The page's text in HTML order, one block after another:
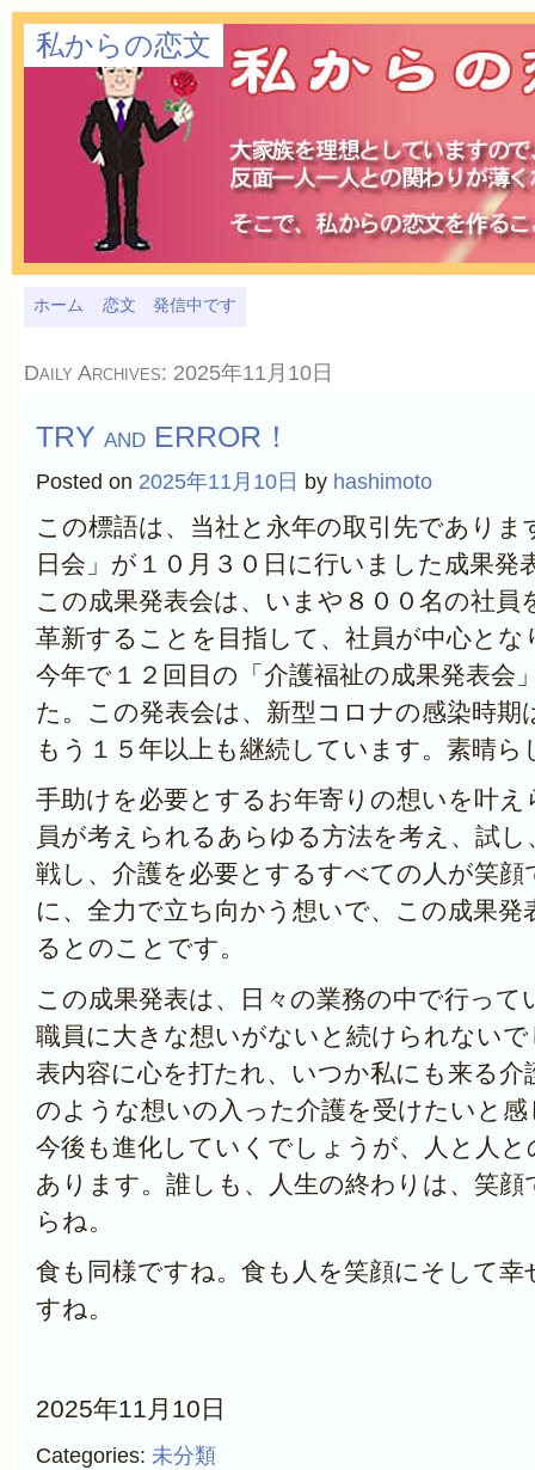
私からの恋文
ホーム 恋文 発信中です
Daily Archives: 2025年11月10日
TRY and ERROR！
Posted on 2025年11月10日 by hashimoto
この標語は、当社と永年の取引先でありま
日会」が１０月３０日に行いました成果発
この成果発表会は、いまや８００名の社員
革新することを目指して、社員が中心と
今年で１２回目の「介護福祉の成果発表会
た。この発表会は、新型コロナの感染時期
もう１５年以上も継続しています。素晴ら
手助けを必要とするお年寄りの想いを叶
員が考えられるあらゆる方法を考え、試し
戦し、介護を必要とするすべての人が笑
に、全力で立ち向かう想いで、この成果発
るとのことです。
この成果発表は、日々の業務の中で行っ
職員に大きな想いがないと続けられない
表内容に心を打たれ、いつか私にも来る介
のような想いの入った介護を受けたいと
今後も進化していくでしょうが、人と人
あります。誰しも、人生の終わりは、笑
らね。
食も同様ですね。食も人を笑顔にそして
すね。
2025年11月10日
Categories: 未分類